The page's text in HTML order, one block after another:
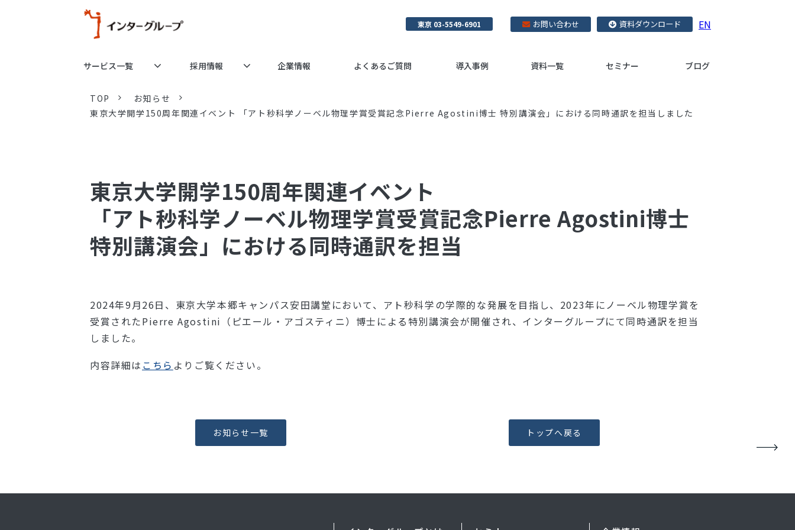
東京 03-5549-6901 お問い合わせ 資料ダウンロード EN
サービス一覧 採用情報 企業情報 よくあるご質問 導入事例 資料一覧 セミナー ブログ
TOP
お知らせ
東京大学開学150周年関連イベント 「アト秒科学ノーベル物理学賞受賞記念Pierre Agostini博士 特別講演会」における同時通訳を担当しました
東京大学開学150周年関連イベント
「アト秒科学ノーベル物理学賞受賞記念Pierre Agostini博士
特別講演会」における同時通訳を担当
2024年9月26日、東京大学本郷キャンパス安田講堂において、アト秒科学の学際的な発展を目指し、2023年にノーベル物理学賞を
受賞されたPierre Agostini（ピエール・アゴスティニ）博士による特別講演会が開催され、インターグループにて同時通訳を担当
しました。
内容詳細は こちら よりご覧ください。
お知らせ一覧 トップへ戻る